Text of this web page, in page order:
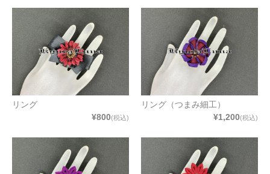
リング
¥800(税込)
リング（つまみ細工）
¥1,200(税込)